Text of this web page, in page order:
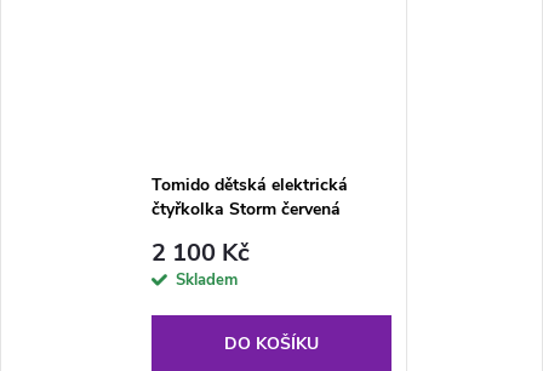
Tomido dětská elektrická
čtyřkolka Storm červená
2 100 Kč
Skladem
DO KOŠÍKU